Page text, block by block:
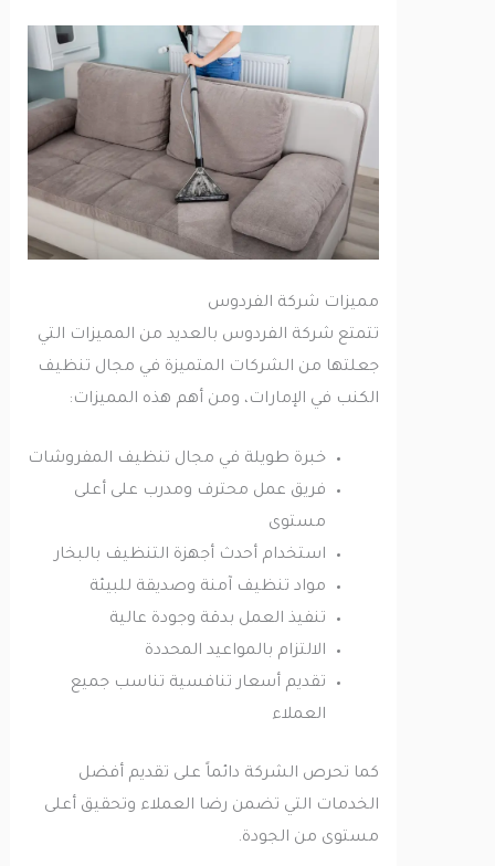
مميزات شركة الفردوس
تتمتع شركة الفردوس بالعديد من المميزات التي
جعلتها من الشركات المتميزة في مجال تنظيف
الكنب في الإمارات، ومن أهم هذه المميزات:
خبرة طويلة في مجال تنظيف المفروشات
فريق عمل محترف ومدرب على أعلى
مستوى
استخدام أحدث أجهزة التنظيف بالبخار
مواد تنظيف آمنة وصديقة للبيئة
تنفيذ العمل بدقة وجودة عالية
الالتزام بالمواعيد المحددة
تقديم أسعار تنافسية تناسب جميع
العملاء
كما تحرص الشركة دائماً على تقديم أفضل
الخدمات التي تضمن رضا العملاء وتحقيق أعلى
مستوى من الجودة.